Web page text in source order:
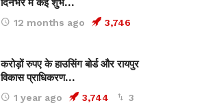
दिनभर में कई शुभ…
12 months ago 3,746
करोड़ों रुपए के हाउसिंग बोर्ड और रायपुर
विकास प्राधिकरण…
1 year ago 3,744 3